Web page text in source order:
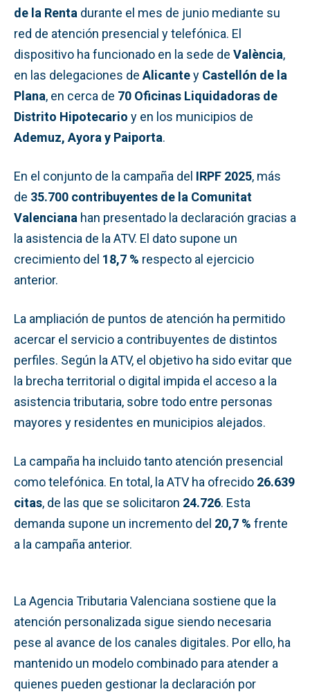
de la Renta durante el mes de junio mediante su
red de atención presencial y telefónica. El
dispositivo ha funcionado en la sede de València,
en las delegaciones de Alicantey Castellón de la
Plana, en cerca de 70 Oficinas Liquidadoras de
Distrito Hipotecario y en los municipios de
Ademuz, Ayora y Paiporta.
En el conjunto de la campaña del IRPF 2025, más
de 35.700 contribuyentes de la Comunitat
Valenciana han presentado la declaración gracias a
la asistencia de la ATV. El dato supone un
crecimiento del 18,7 % respecto al ejercicio
anterior.
La ampliación de puntos de atención ha permitido
acercar el servicio a contribuyentes de distintos
perfiles. Según la ATV, el objetivo ha sido evitar que
la brecha territorial o digital impida el acceso a la
asistencia tributaria, sobre todo entre personas
mayores y residentes en municipios alejados.
La campaña ha incluido tanto atención presencial
como telefónica. En total, la ATV ha ofrecido 26.639
citas, de las que se solicitaron 24.726. Esta
demanda supone un incremento del 20,7 % frente
a la campaña anterior.
La Agencia Tributaria Valenciana sostiene que la
atención personalizada sigue siendo necesaria
pese al avance de los canales digitales. Por ello, ha
mantenido un modelo combinado para atender a
quienes pueden gestionar la declaración por